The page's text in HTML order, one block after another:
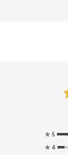
★ 5
★ 4